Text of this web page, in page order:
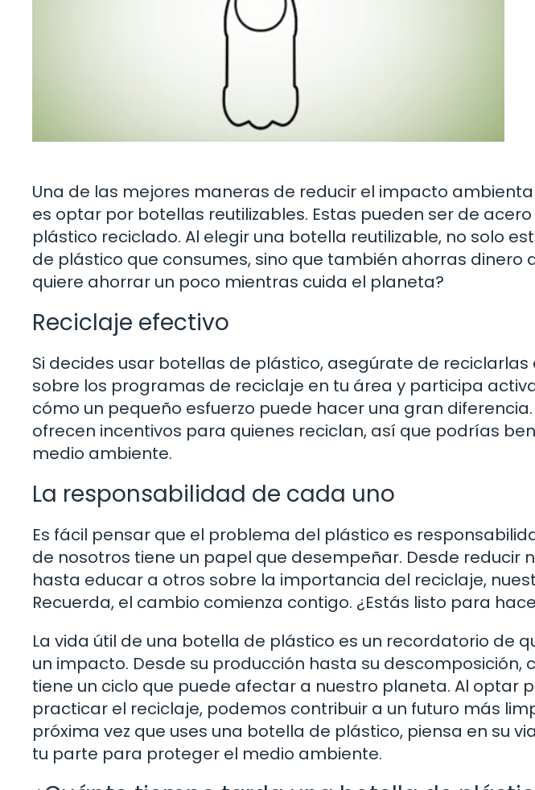
Una de las mejores maneras de reducir el impacto
es optar por botellas reutilizables. Estas pueden ser de
plástico reciclado. Al elegir una botella reutilizable, no solo
de plástico que consumes, sino que también ahorras dinero
quiere ahorrar un poco mientras cuida el planeta?
Reciclaje efectivo
Si decides usar botellas de plástico, asegúrate de
sobre los programas de reciclaje en tu área y participa
cómo un pequeño esfuerzo puede hacer una gran
ofrecen incentivos para quienes reciclan, así que podrías
medio ambiente.
La responsabilidad de cada uno
Es fácil pensar que el problema del plástico es
de nosotros tiene un papel que desempeñar. Desde reducir
hasta educar a otros sobre la importancia del reciclaje,
Recuerda, el cambio comienza contigo. ¿Estás listo para
La vida útil de una botella de plástico es un recordatorio de
un impacto. Desde su producción hasta su descomposición,
tiene un ciclo que puede afectar a nuestro planeta. Al optar
practicar el reciclaje, podemos contribuir a un futuro más
próxima vez que uses una botella de plástico, piensa en su
tu parte para proteger el medio ambiente.